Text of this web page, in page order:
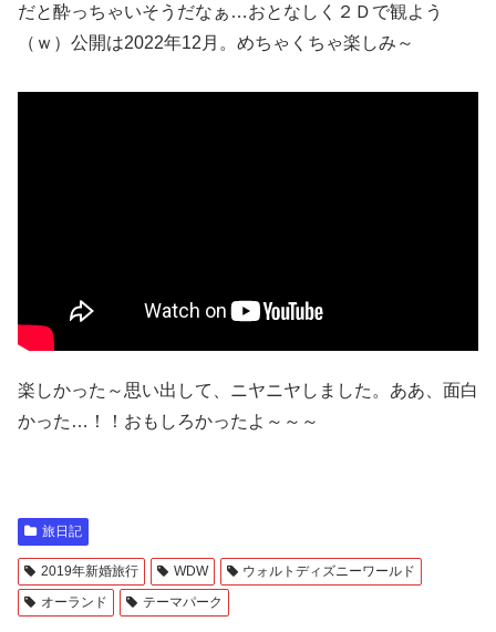
だと酔っちゃいそうだなぁ…おとなしく２Ｄで観よう
（ｗ）公開は2022年12月。めちゃくちゃ楽しみ～
楽しかった～思い出して、ニヤニヤしました。ああ、面白
かった…！！おもしろかったよ～～～
旅日記
2019年新婚旅行 WDW
ウォルトディズニーワールド
オーランド
テーマパーク